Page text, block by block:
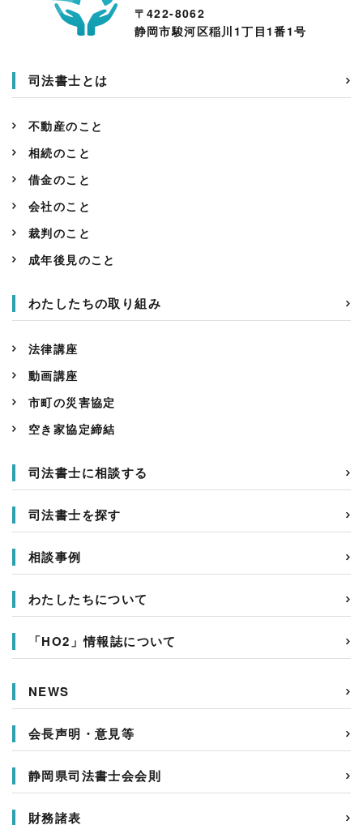
〒422-8062
静岡市駿河区稲川1丁目1番1号
司法書士とは
不動産のこと
相続のこと
借金のこと
会社のこと
裁判のこと
成年後見のこと
わたしたちの取り組み
法律講座
動画講座
市町の災害協定
空き家協定締結
司法書士に相談する
司法書士を探す
相談事例
わたしたちについて
「HO2」情報誌について
NEWS
会長声明・意見等
静岡県司法書士会会則
財務諸表